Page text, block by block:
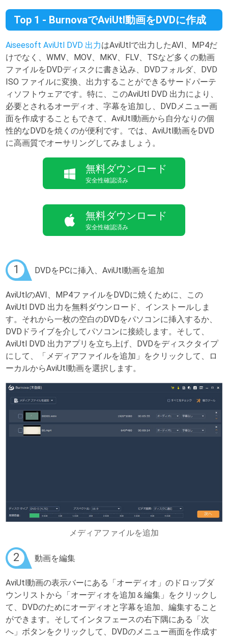
Top 1 - BurnovaでAviUtl動画をDVDに作成
Aiseesoft AviUtl DVD 出力はAviUtlで出力したAVI、MP4だ
けでなく、WMV、MOV、MKV、FLV、TSなど多くの動画
ファイルをDVDディスクに書き込み、DVDフォルダ、DVD
ISO ファイルに変換、出力することができるサードパーテ
ィソフトウェアです。特に、このAviUtl DVD 出力により、
必要とされるオーディオ、字幕を追加し、DVDメニュー画
面を作成することもできて、AviUtl動画から自分なりの個
性的なDVDを焼くのが便利です。では、AviUtl動画をDVD
に高画質でオーサリングしてみましょう。
無料ダウンロード
安全性確認済み
無料ダウンロード
安全性確認済み
1 DVDをPCに挿入、AviUtl動画を追加
AviUtlのAVI、MP4ファイルをDVDに焼くために、この
AviUtl DVD 出力を無料ダウンロード、インストールしま
す。それから一枚の空白のDVDをパソコンに挿入するか、
DVDドライブを介してパソコンに接続します。そして、
AviUtl DVD 出力アプリを立ち上げ、DVDをディスクタイプ
にして、「メディアファイルを追加」をクリックして、ロ
ーカルからAviUtl動画を選択します。
メディアファイルを追加
2 動画を編集
AviUtl動画の表示バーにある「オーディオ」のドロップダ
ウンリストから「オーディオを追加＆編集」をクリックし
て、DVDのためにオーディオと字幕を追加、編集すること
ができます。そしてインタフェースの右下隅にある「次
へ」ボタンをクリックして、DVDのメニュー画面を作成す